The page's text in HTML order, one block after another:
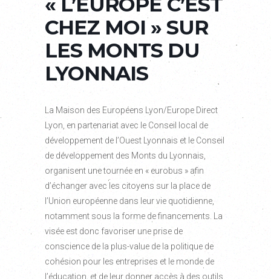
CHEZ MOI » SUR
LES MONTS DU
LYONNAIS
La Maison des Européens Lyon/Europe Direct
Lyon, en partenariat avec le Conseil local de
développement de l’Ouest Lyonnais et le Conseil
de développement des Monts du Lyonnais,
organisent une tournée en « eurobus » afin
d’échanger avec les citoyens sur la place de
l’Union européenne dans leur vie quotidienne,
notamment sous la forme de financements. La
visée est donc favoriser une prise de
conscience de la plus-value de la politique de
cohésion pour les entreprises et le monde de
l’éducation, et de leur donner accès à des outils